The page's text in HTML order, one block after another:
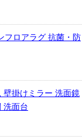
フロアラグ 抗菌・防
壁掛けミラー 洗面鏡
洗面台